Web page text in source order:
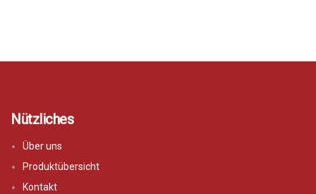
Nützliches
Über uns
Produktübersicht
Kontakt